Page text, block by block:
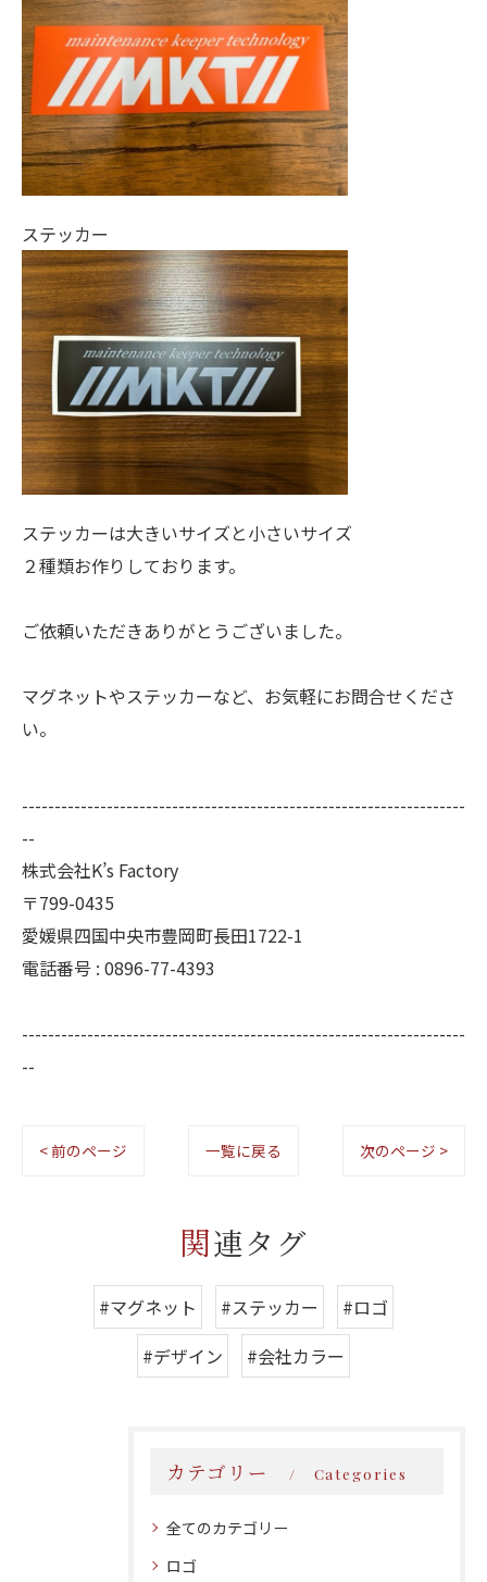
ステッカー
ステッカーは大きいサイズと小さいサイズ
２種類お作りしております。
ご依頼いただきありがとうございました。
マグネットやステッカーなど、お気軽にお問合せくださ
い。
--------------------------------------------------------------------
--
株式会社K’s Factory
〒799-0435
愛媛県四国中央市豊岡町長田1722-1
電話番号 : 0896-77-4393
--------------------------------------------------------------------
--
< 前のページ 一覧に戻る 次のページ >
関連タグ
#マグネット #ステッカー
#ロゴ
#デザイン
#会社カラー
カテゴリー Categories
全てのカテゴリー
ロゴ